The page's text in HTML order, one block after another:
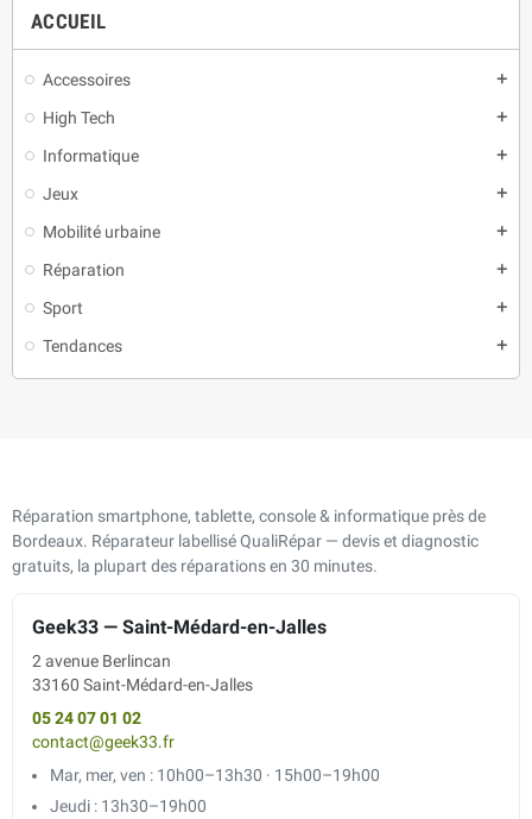
ACCUEIL
Accessoires add
High Tech add
Informatique add
Jeux add
Mobilité urbaine add
Réparation add
Sport add
Tendances add
Réparation smartphone, tablette, console & informatique près de
Bordeaux. Réparateur labellisé QualiRépar — devis et diagnostic
gratuits, la plupart des réparations en 30 minutes.
Geek33 — Saint-Médard-en-Jalles
2 avenue Berlincan
33160 Saint-Médard-en-Jalles
05 24 07 01 02
contact@geek33.fr
Mar, mer, ven : 10h00–13h30 · 15h00–19h00
Jeudi : 13h30–19h00